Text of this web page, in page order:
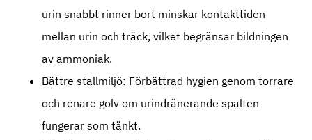
urin snabbt rinner bort minskar kontakttiden
mellan urin och träck, vilket begränsar bildningen
av ammoniak.
Bättre stallmiljö: Förbättrad hygien genom torrare
och renare golv om urindränerande spalten
fungerar som tänkt.